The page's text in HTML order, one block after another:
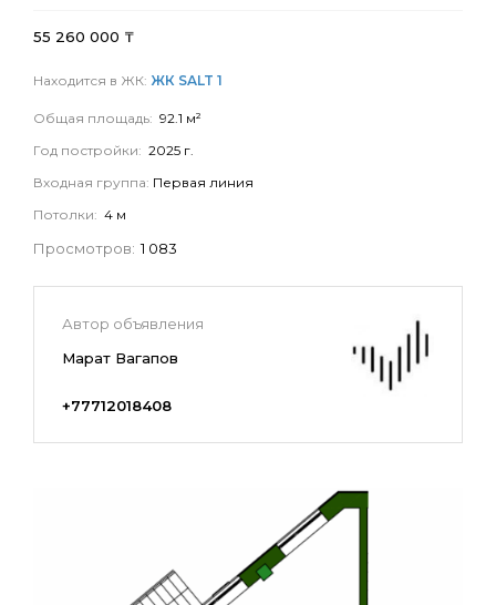
55 260 000 ₸
Находится в ЖК: ЖК SALT 1
Общая площадь: 92.1 м²
Год постройки: 2025 г.
Входная группа: Первая линия
Потолки: 4 м
Просмотров: 1 083
Автор объявления
Марат Вагапов
+77712018408